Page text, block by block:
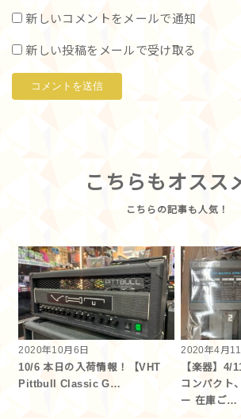
新しいコメントをメールで通知
新しい投稿をメールで受け取る
こちらもオスス
2020年10月6日
10/6 本日の入荷情報！【VHT
Pittbull Classic G…
2020年4月
【楽器】4/
コンパクト
ー 在庫ご…